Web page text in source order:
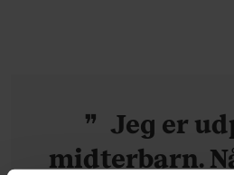
Jeg er
midterbarn.